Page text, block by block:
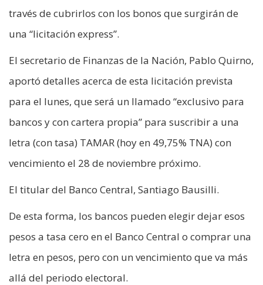
través de cubrirlos con los bonos que surgirán de
una “licitación express”.
El secretario de Finanzas de la Nación, Pablo Quirno,
aportó detalles acerca de esta licitación prevista
para el lunes, que será un llamado “exclusivo para
bancos y con cartera propia” para suscribir a una
letra (con tasa) TAMAR (hoy en 49,75% TNA) con
vencimiento el 28 de noviembre próximo.
El titular del Banco Central, Santiago Bausilli.
De esta forma, los bancos pueden elegir dejar esos
pesos a tasa cero en el Banco Central o comprar una
letra en pesos, pero con un vencimiento que va más
allá del periodo electoral.